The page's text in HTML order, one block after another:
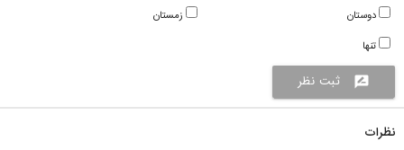
زمستان
دوستان
تنها
rate_review ثبت نظر
نظرات